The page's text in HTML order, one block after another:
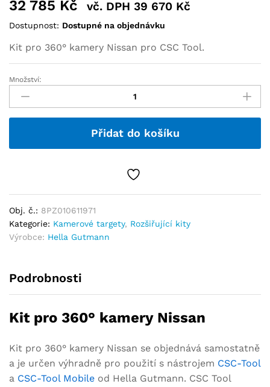
32 785 Kč vč. DPH 39 670 Kč
Dostupnost: Dostupné na objednávku
Kit pro 360° kamery Nissan pro CSC Tool.
Množství:
Přidat do košíku
Obj. č.: 8PZ010611971
Kategorie: Kamerové targety, Rozšiřující kity
Výrobce: Hella Gutmann
Podrobnosti
Kit pro 360° kamery Nissan
Kit pro 360° kamery Nissan se objednává samostatně
a je určen výhradně pro použití s nástrojem CSC-Tool
a CSC-Tool Mobile od Hella Gutmann. CSC Tool